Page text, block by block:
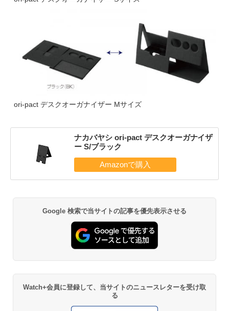
ori-pact デスクオーガナイザー Mサイズ
ナカバヤシ ori-pact デスクオーガナイザ
ー S/ブラック
Google 検索で当サイトの記事を優先表示させる
Watch+会員に登録して、当サイトのニュースレターを受け取
る